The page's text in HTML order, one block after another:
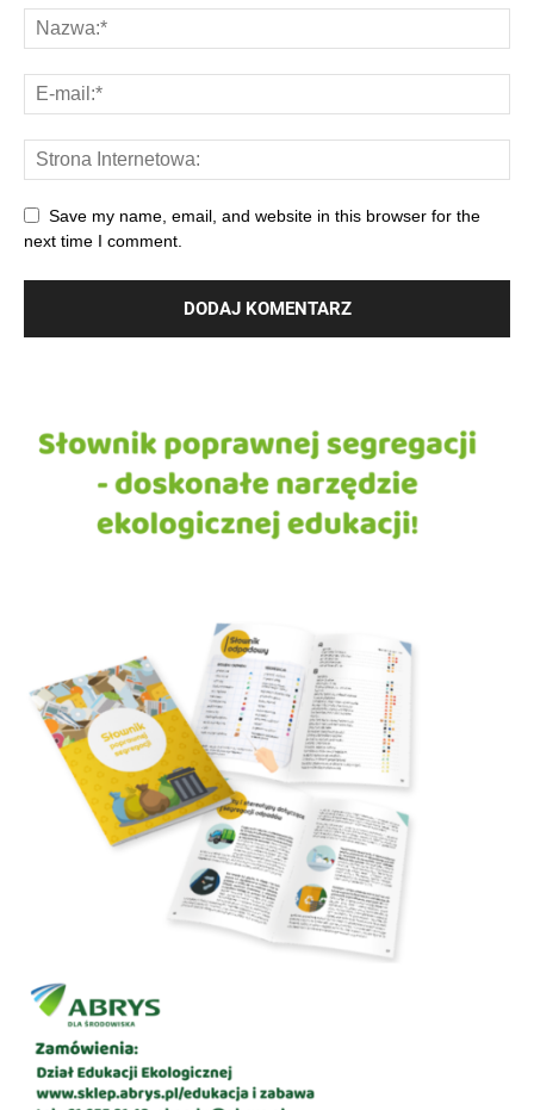
Save my name, email, and website in this browser for the
next time I comment.